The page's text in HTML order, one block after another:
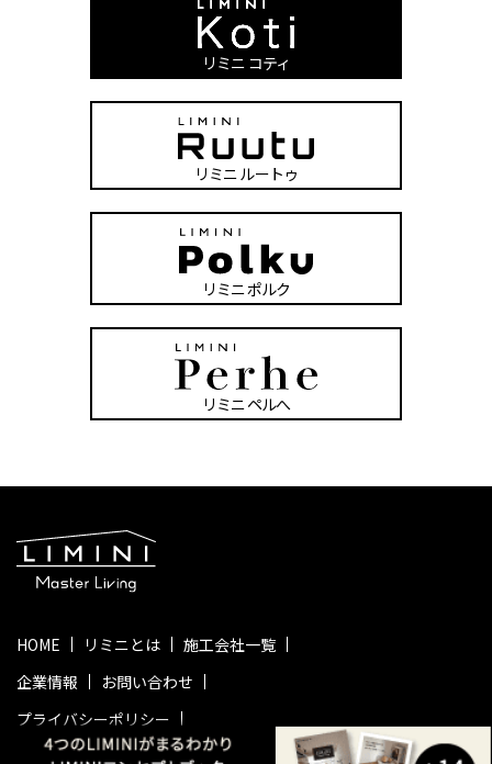
リミニ コティ
リミニ ルートゥ
リミニ ポルク
リミニ ペルへ
HOME リミニとは
施工会社一覧
企業情報
お問い合わせ
プライバシーポリシー